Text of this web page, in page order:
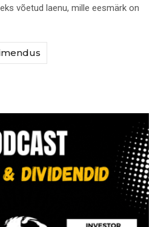
võetud laenu, mille eesmärk on